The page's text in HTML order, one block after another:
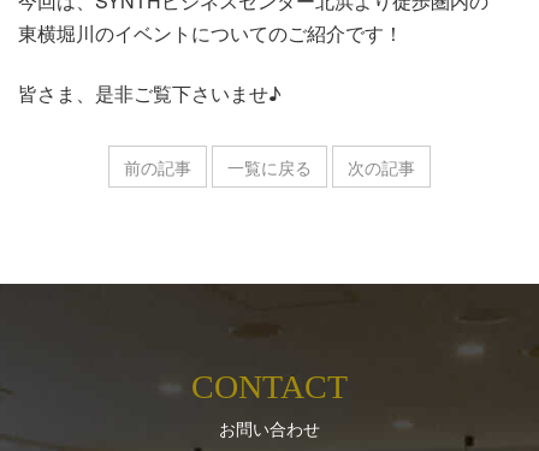
東横堀川のイベントについてのご紹介です！
皆さま、是非ご覧下さいませ♪
前の記事 一覧に戻る 次の記事
CONTACT
お問い合わせ